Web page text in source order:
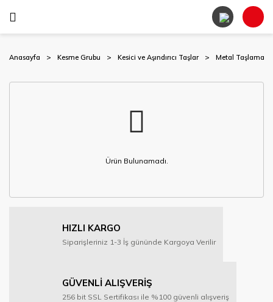
Anasayfa Kesme Grubu Kesici ve Aşındırıcı Taşlar Metal Taşlama
Ürün Bulunamadı.
HIZLI KARGO
Siparişleriniz 1-3 İş gününde Kargoya Verilir
GÜVENLİ ALIŞVERİŞ
256 bit SSL Sertifikası ile %100 güvenli alışveriş